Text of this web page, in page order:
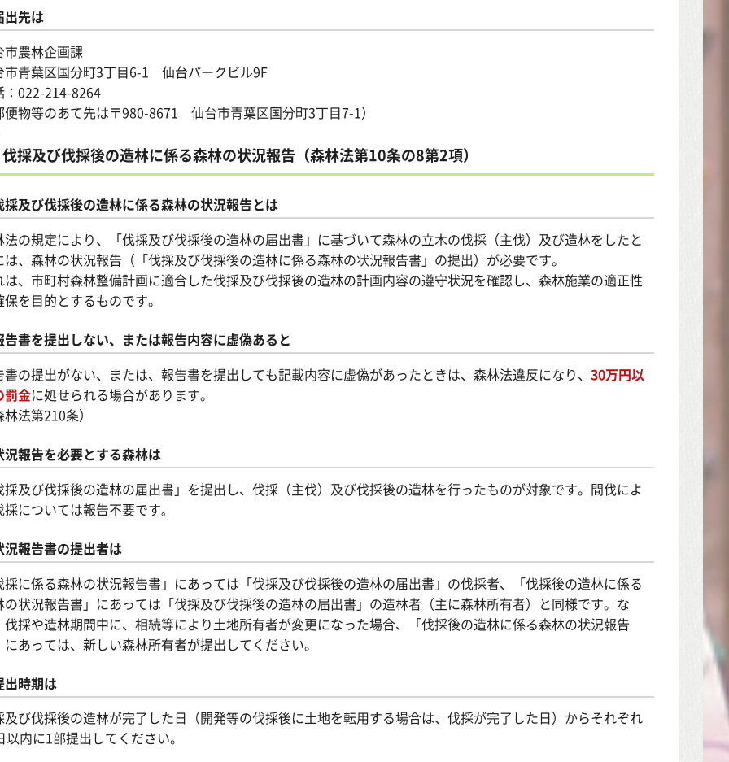
出先は
市農林企画課
市青葉区国分町3丁目6-1 仙台パークビル9F
：022-214-8264
便物等のあて先は〒980-8671 仙台市青葉区国分町3丁目7-1）
伐採及び伐採後の造林に係る森林の状況報告（森林法第10条の8第2項）
採及び伐採後の造林に係る森林の状況報告とは
法の規定により、「伐採及び伐採後の造林の届出書」に基づいて森林の立木の伐採（主伐）及び造林をしたと
は、森林の状況報告（「伐採及び伐採後の造林に係る森林の状況報告書」の提出）が必要です。
は、市町村森林整備計画に適合した伐採及び伐採後の造林の計画内容の遵守状況を確認し、森林施業の適正性
保を目的とするものです。
告書を提出しない、または報告内容に虚偽あると
書の提出がない、または、報告書を提出しても記載内容に虚偽があったときは、森林法違反になり、 30万円以
罰金に処せられる場合があります。
法第210条）
況報告を必要とする森林は
採及び伐採後の造林の届出書」を提出し、伐採（主伐）及び伐採後の造林を行ったものが対象です。間伐によ
採については報告不要です。
況報告書の提出者は
採に係る森林の状況報告書」にあっては「伐採及び伐採後の造林の届出書」の伐採者、「伐採後の造林に係る
の状況報告書」にあっては「伐採及び伐採後の造林の届出書」の造林者（主に森林所有者）と同様です。な
伐採や造林期間中に、相続等により土地所有者が変更になった場合、「伐採後の造林に係る森林の状況報告
にあっては、新しい森林所有者が提出してください。
出時期は
及び伐採後の造林が完了した日（開発等の伐採後に土地を転用する場合は、伐採が完了した日）からそれぞれ
以内に1部提出してください。